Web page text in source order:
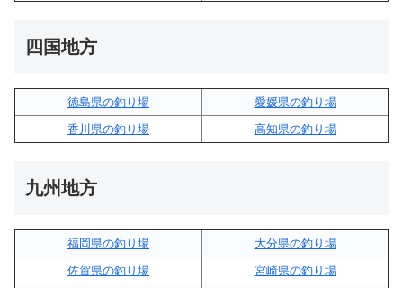
四国地方
徳島県の釣り場
愛媛県の釣り場
香川県の釣り場
高知県の釣り場
九州地方
福岡県の釣り場
大分県の釣り場
佐賀県の釣り場
宮崎県の釣り場